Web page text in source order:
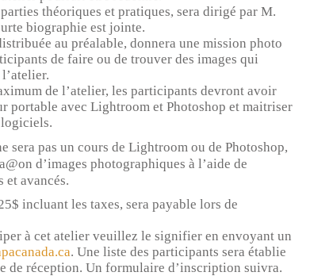
théoriques et pratiques, sera dirigé par M.
biographie est jointe.
au préalable, donnera une mission photo
de faire ou de trouver des images qui
de l’atelier, les participants devront avoir
portable avec Lightroom et Photoshop et maitriser
logiciels.
sera pas un cours de Lightroom ou de Photoshop,
d’images photographiques à l’aide de
et avancés.
incluant les taxes, sera payable lors de
à cet atelier veuillez le signifier en envoyant un
. Une liste des participants sera établie
de réception. Un formulaire d’inscription suivra.